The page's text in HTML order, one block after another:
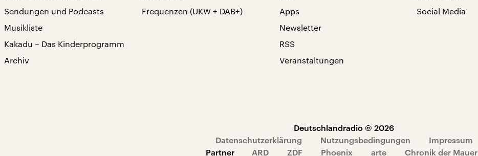
Sendungen und Podcasts
Musikliste
Kakadu – Das Kinderprogramm
Archiv
Frequenzen (UKW + DAB+)
Apps
Newsletter
RSS
Veranstaltungen
Social Media
Deutschlandradio © 2026
Datenschutzerklärung
Nutzungsbedingungen
Impressum
Partner
ARD ZDF Phoenix arte Chronik der Mauer